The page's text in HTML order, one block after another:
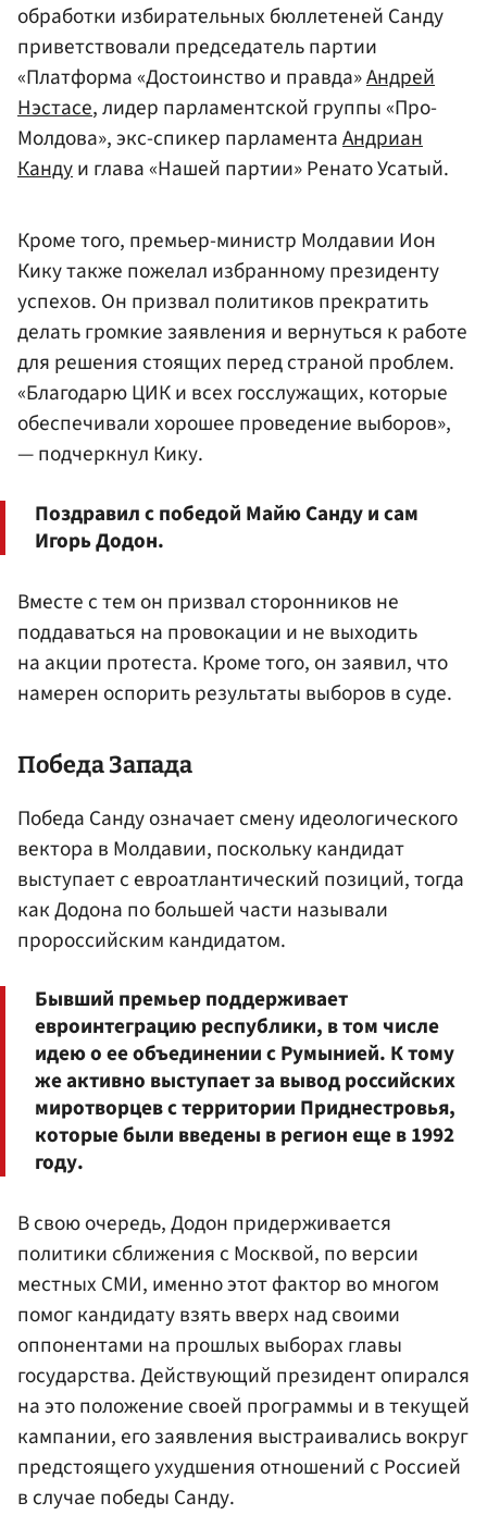
обработки избирательных бюллетеней Санду
приветствовали председатель партии
«Платформа «Достоинство и правда»Андрей
Нэстасе, лидер парламентской группы «Про-
Молдова», экс-спикер парламентаАндриан
Кандуи глава «Нашей партии» Ренато Усатый.
Кроме того, премьер-министр Молдавии Ион
Кику также пожелал избранному президенту
успехов. Он призвал политиков прекратить
делать громкие заявления и вернуться к работе
для решения стоящих перед страной проблем.
«Благодарю ЦИК и всех госслужащих, которые
обеспечивали хорошее проведение выборов»,
— подчеркнул Кику.
Поздравил с победой Майю Санду и сам
Игорь Додон.
Вместе с тем он призвал сторонников не
поддаваться на провокации и не выходить
на акции протеста. Кроме того, он заявил, что
намерен оспорить результаты выборов в суде.
Победа Запада
Победа Санду означает смену идеологического
вектора в Молдавии, поскольку кандидат
выступает с евроатлантический позиций, тогда
как Додона по большей части называли
пророссийским кандидатом.
Бывший премьер поддерживает
евроинтеграцию республики, в том числе
идею о ее объединении с Румынией. К тому
же активно выступает за вывод российских
миротворцев с территории Приднестровья,
которые были введены в регион еще в 1992
году.
В свою очередь, Додон придерживается
политики сближения с Москвой, по версии
местных СМИ, именно этот фактор во многом
помог кандидату взять вверх над своими
оппонентами на прошлых выборах главы
государства. Действующий президент опирался
на это положение своей программы и в текущей
кампании, его заявления выстраивались вокруг
предстоящего ухудшения отношений с Россией
в случае победы Санду.